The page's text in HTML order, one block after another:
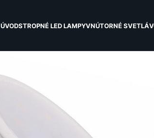
ÚVODSTROPNÉ LED LAMPYVNÚTORNÉ SVETLÁ